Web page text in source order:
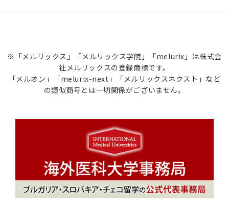
※「メルリックス」「メルリックス学院」「melurix」は株式会
社メルリックスの登録商標です。
「メルオン」「melurix-next」「メルリックスネクスト」など
の類似商号とは一切関係がございません。